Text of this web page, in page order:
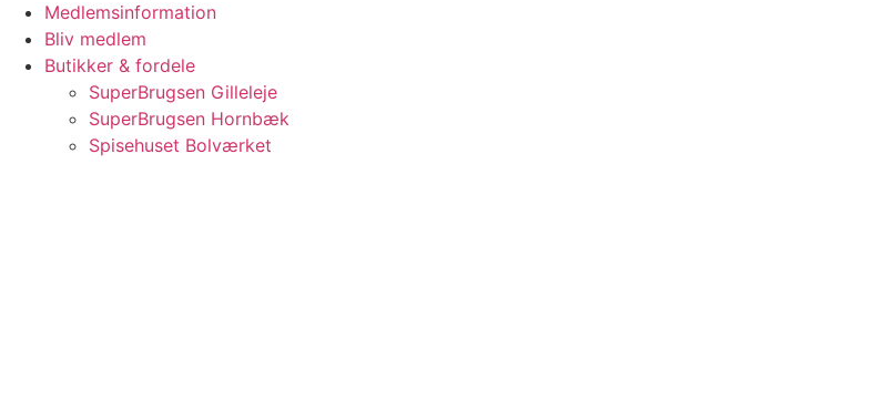
Medlemsinformation
Bliv medlem
Butikker & fordele
SuperBrugsen Gilleleje
SuperBrugsen Hornbæk
Spisehuset Bolværket